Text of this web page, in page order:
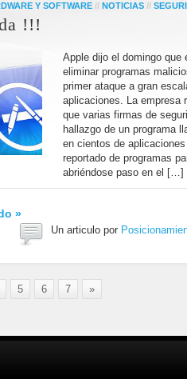
Y SOFTWARE // NOTICIAS //
!!!
Apple dijo el domingo que
eliminar programas
primer ataque a gran
aplicaciones. La empresa
que varias firmas de
hallazgo de un programa
en cientos de
reportado de programas
abriéndose paso en el […]
»
Un articulo por
5 6 7 »